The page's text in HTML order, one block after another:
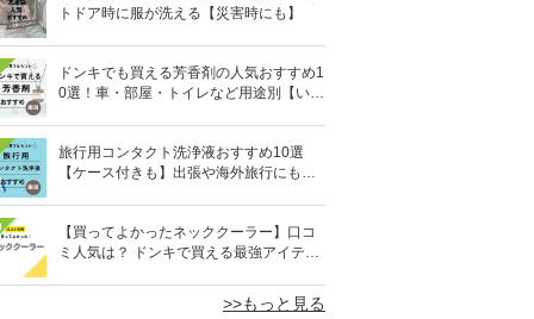
トドア時に服が洗える【災害時にも】
ドンキでも買える芳香剤の人気おすすめ1
0選！車・部屋・トイレなど用途別【いい
旅行用コンタクト洗浄液おすすめ10選
【ケース付きも】出張や海外旅行にも便
【買ってよかったネッククーラー】口コ
ミ人気は？ ドンキで買える最強アイテム
>>もっと見る